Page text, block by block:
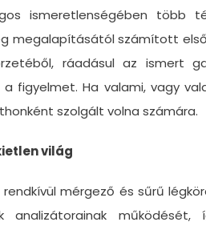
ismeretlenségében több
megalapításától számított
ráadásul az ismert
figyelmet. Ha valami, vagy
szolgált volna számára.
világ
rendkívül mérgező és sűrű
analizátorainak